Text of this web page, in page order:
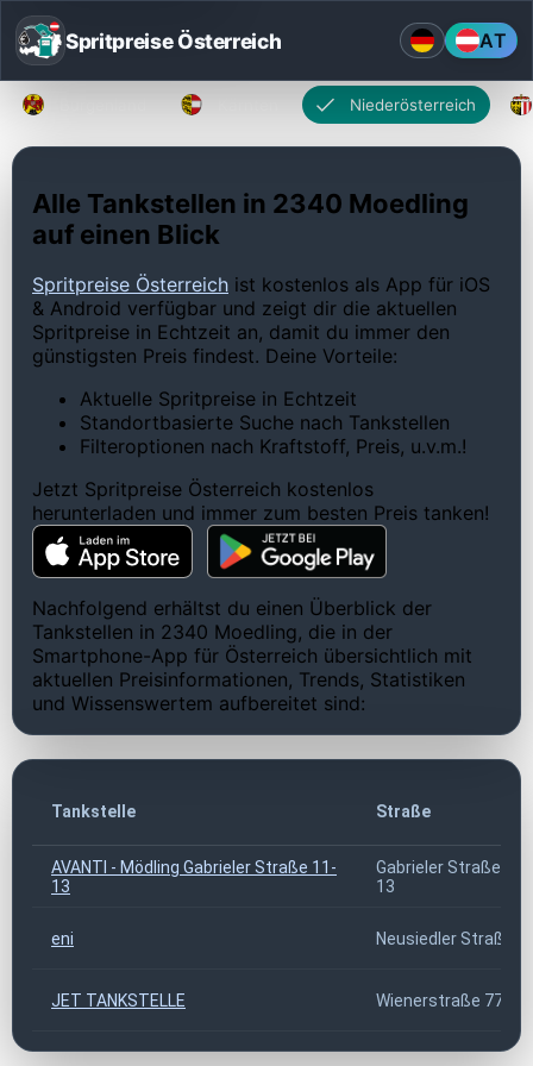
Spritpreise Österreich AT
Niederösterreich
Alle Tankstellen in 2340 Moedling
auf einen Blick
Spritpreise Österreich ist kostenlos als App für iOS
& Android verfügbar und zeigt dir die aktuellen
Spritpreise in Echtzeit an, damit du immer den
günstigsten Preis findest. Deine Vorteile:
Aktuelle Spritpreise in Echtzeit
Standortbasierte Suche nach Tankstellen
Filteroptionen nach Kraftstoff, Preis, u.v.m.!
Jetzt Spritpreise Österreich kostenlos
herunterladen und immer zum besten Preis tanken!
Nachfolgend erhältst du einen Überblick der
Tankstellen in 2340 Moedling, die in der
Smartphone-App für Österreich übersichtlich mit
aktuellen Preisinformationen, Trends, Statistiken
und Wissenswertem aufbereitet sind:
Tankstelle Straße
AVANTI - Mödling Gabrieler Straße 11-
13
Gabrieler Straße 11-
13
eni Neusiedler Straße
JET TANKSTELLE Wienerstraße 77